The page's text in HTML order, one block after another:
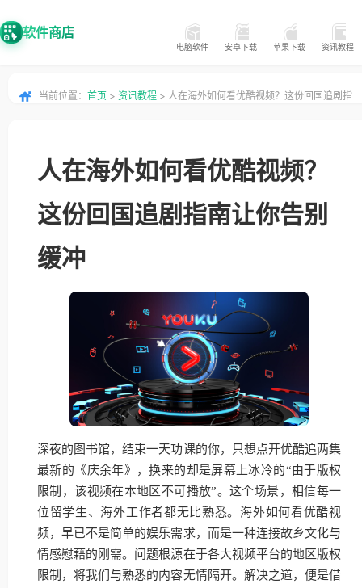
软件商店
电脑软件 安卓下载 苹果下载 资讯教程
当前位置： 首页 > 资讯教程 > 人在海外如何看优酷视频？这份回国追剧指
人在海外如何看优酷视频？
这份回国追剧指南让你告别
缓冲
深夜的图书馆，结束一天功课的你，只想点开优酷追两集
最新的《庆余年》，换来的却是屏幕上冰冷的“由于版权
限制，该视频在本地区不可播放”。这个场景，相信每一
位留学生、海外工作者都无比熟悉。海外如何看优酷视
频，早已不是简单的娱乐需求，而是一种连接故乡文化与
情感慰藉的刚需。问题根源在于各大视频平台的地区版权
限制，将我们与熟悉的内容无情隔开。解决之道，便是借